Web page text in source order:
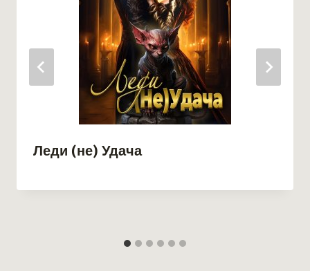
Леди (не) Удача